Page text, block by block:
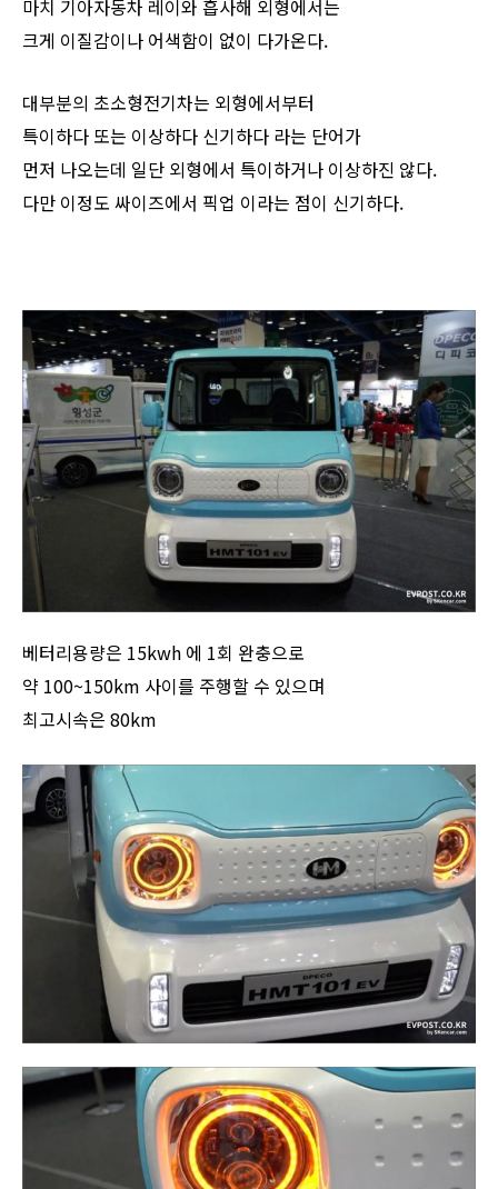
마치 기아자동차 레이와 흡사해 외형에서는
크게 이질감이나 어색함이 없이 다가온다.
대부분의 초소형전기차는 외형에서부터
특이하다 또는 이상하다 신기하다 라는 단어가
먼저 나오는데 일단 외형에서 특이하거나 이상하진 않다.
다만 이정도 싸이즈에서 픽업 이라는 점이 신기하다.
베터리용량은 15kwh 에 1회 완충으로
약 100~150km 사이를 주행할 수 있으며
최고시속은 80km